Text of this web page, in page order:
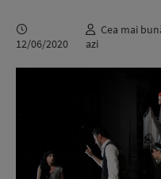
12/06/2020
Cea mai
azi